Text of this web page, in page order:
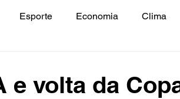
Esporte Economia Clima
e volta da